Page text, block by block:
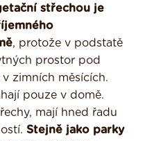
střechou je
, protože v podstatě
prostor pod
zimních měsících.
pouze v domě.
mají hned řadu
Stejně jako parky